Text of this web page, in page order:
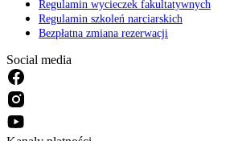
Regulamin wycieczek fakultatywnych
Regulamin szkoleń narciarskich
Bezpłatna zmiana rezerwacji
Social media